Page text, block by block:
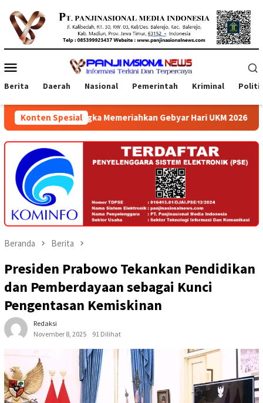
konten
Mobile
Berita Daerah Nasional Pemerintah Kriminal
Konten Spesial
Memeriahkan Gebyar Hari UKM 2026 di Atrium Ambarrukmo
Beranda Berita
Presiden Prabowo Tekankan Pendidikan
dan Pemberdayaan sebagai Kunci
Pengentasan Kemiskinan
Redaksi
November 8, 2025
91 Dilihat